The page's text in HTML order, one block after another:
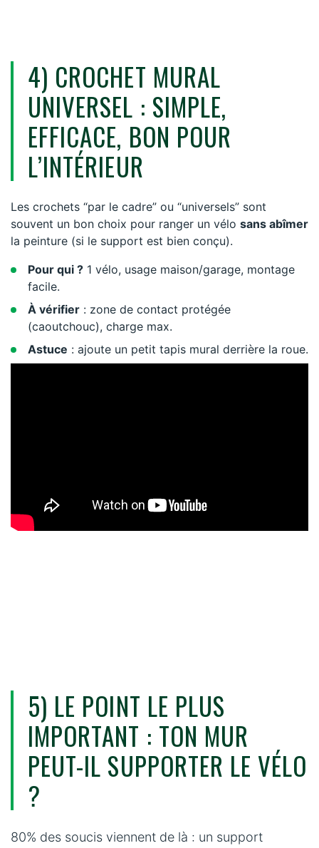
4) CROCHET MURAL
UNIVERSEL : SIMPLE,
EFFICACE, BON POUR
L’INTÉRIEUR
Les crochets “par le cadre” ou “universels” sont
souvent un bon choix pour ranger un vélo sans abîmer
la peinture (si le support est bien conçu).
Pour qui ? 1 vélo, usage maison/garage, montage
facile.
À vérifier : zone de contact protégée
(caoutchouc), charge max.
Astuce : ajoute un petit tapis mural derrière la roue.
5) LE POINT LE PLUS
IMPORTANT : TON MUR
PEUT-IL SUPPORTER LE VÉLO
?
80% des soucis viennent de là : un support